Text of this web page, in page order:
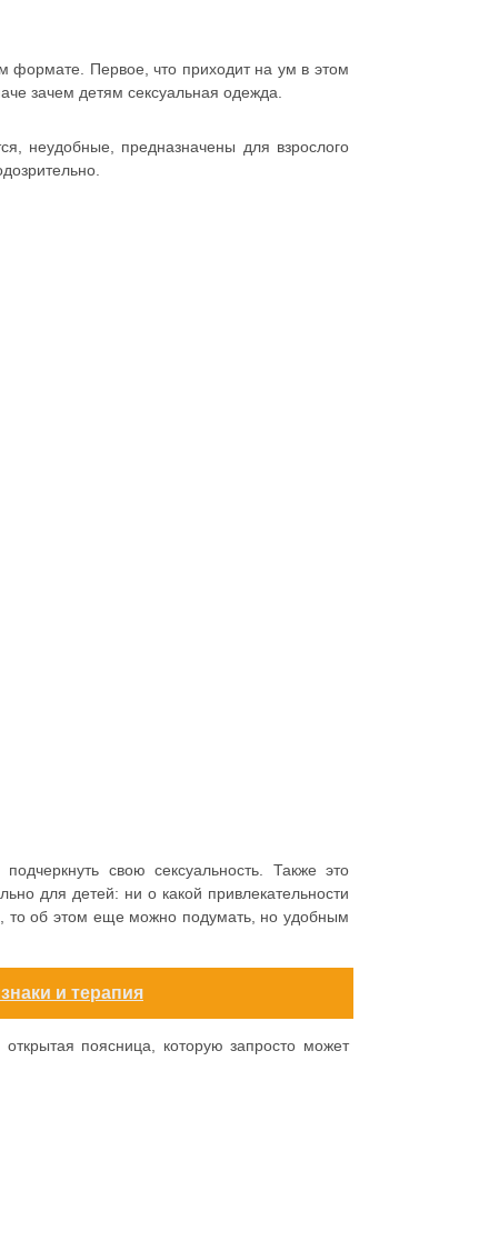
формате. Первое, что приходит на ум в этом
зачем детям сексуальная одежда.
неудобные, предназначены для взрослого
свою сексуальность. Также это
для детей: ни о какой привлекательности
то об этом еще можно подумать, но удобным
и терапия
поясница, которую запросто может